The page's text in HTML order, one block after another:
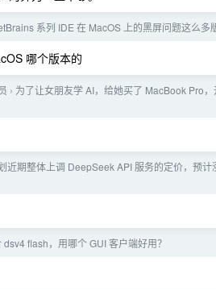
系列 IDE 在 MacOS 上的黑屏问题这么多
哪个版本的
› 为了让女朋友学 AI，给她买了 MacBook Pro
近期整体上调 DeepSeek API 服务的定价，预计
dsv4 flash，用哪个 GUI 客户端好用？